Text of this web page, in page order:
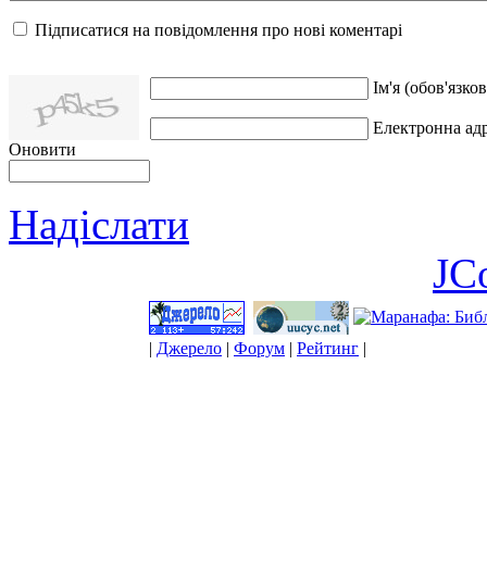
Підписатися на повідомлення про нові коментарі
Оновити
Ім'я
Електронна
Надіслати
| Джерело | Форум | Рейтинг |